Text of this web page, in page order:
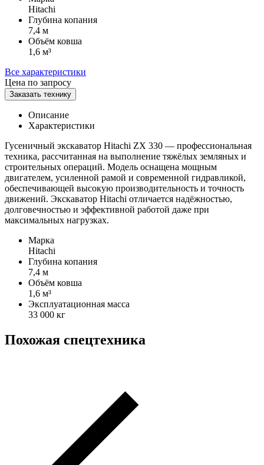
Hitachi
Глубина копания
7,4 м
Объём ковша
1,6 м³
Все характеристики
Цена по запросу
Заказать технику
Описание
Характеристики
Гусеничный экскаватор Hitachi ZX 330 — профессиональная
техника, рассчитанная на выполнение тяжёлых земляных и
строительных операций. Модель оснащена мощным
двигателем, усиленной рамой и современной гидравликой,
обеспечивающей высокую производительность и точность
движений. Экскаватор Hitachi отличается надёжностью,
долговечностью и эффективной работой даже при
максимальных нагрузках.
Марка
Hitachi
Глубина копания
7,4 м
Объём ковша
1,6 м³
Эксплуатационная масса
33 000 кг
Похожая спецтехника